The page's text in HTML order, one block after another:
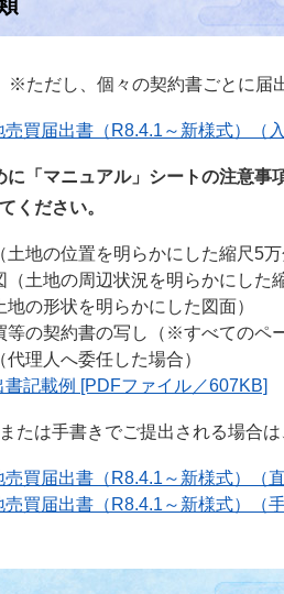
ただし、個々の契約書ごとに届
売買届出書（R8.4.1～新様式）（
「マニュアル」シートの注意事
ください。
土地の位置を明らかにした縮尺5万
（土地の周辺状況を明らかにした
地の形状を明らかにした図面）
等の契約書の写し（※すべてのペ
代理人へ委任した場合）
書記載例 [PDFファイル／607KB]
は手書きでご提出される場合は
売買届出書（R8.4.1～新様式）（
売買届出書（R8.4.1～新様式）（